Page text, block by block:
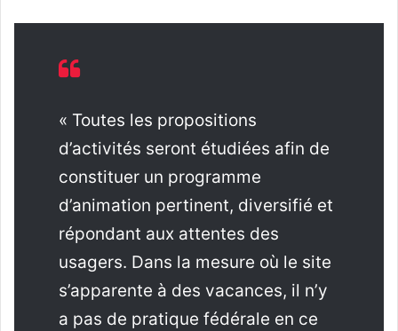
« Toutes les propositions
d’activités seront étudiées afin de
constituer un programme
d’animation pertinent, diversifié et
répondant aux attentes des
usagers. Dans la mesure où le site
s’apparente à des vacances, il n’y
a pas de pratique fédérale en ce